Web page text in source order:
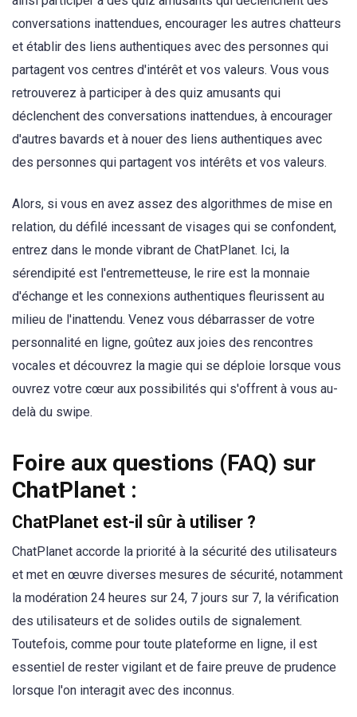
conversations inattendues, encourager les autres chatteurs
et établir des liens authentiques avec des personnes qui
partagent vos centres d'intérêt et vos valeurs. Vous vous
retrouverez à participer à des quiz amusants qui
déclenchent des conversations inattendues, à encourager
d'autres bavards et à nouer des liens authentiques avec
des personnes qui partagent vos intérêts et vos valeurs.
Alors, si vous en avez assez des algorithmes de mise en
relation, du défilé incessant de visages qui se confondent,
entrez dans le monde vibrant de ChatPlanet. Ici, la
sérendipité est l'entremetteuse, le rire est la monnaie
d'échange et les connexions authentiques fleurissent au
milieu de l'inattendu. Venez vous débarrasser de votre
personnalité en ligne, goûtez aux joies des rencontres
vocales et découvrez la magie qui se déploie lorsque vous
ouvrez votre cœur aux possibilités qui s'offrent à vous au-
delà du swipe.
Foire aux questions (FAQ) sur
ChatPlanet :
ChatPlanet est-il sûr à utiliser ?
ChatPlanet accorde la priorité à la sécurité des utilisateurs
et met en œuvre diverses mesures de sécurité, notamment
la modération 24 heures sur 24, 7 jours sur 7, la vérification
des utilisateurs et de solides outils de signalement.
Toutefois, comme pour toute plateforme en ligne, il est
essentiel de rester vigilant et de faire preuve de prudence
lorsque l'on interagit avec des inconnus.